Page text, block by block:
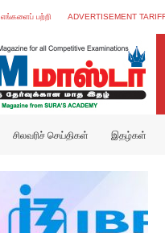
எங்களைப் பற்றி ADVERTISEMENT
சிலவரிச் செய்திகள் இதழ்கள்